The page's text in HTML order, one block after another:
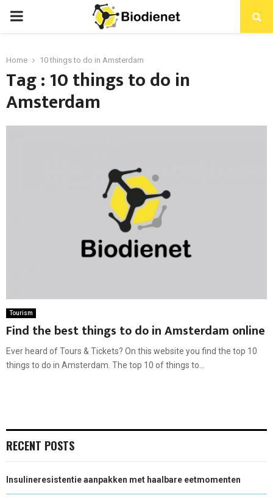
PRIMARY
Home 10 things to do in Amsterdam
Tag : 10 things to do in
Amsterdam
Tourism
Find the best things to do in Amsterdam online
Ever heard of Tours & Tickets? On this website you find the top 10
things to do in Amsterdam. The top 10 of things to...
RECENT POSTS
Insulineresistentie aanpakken met haalbare eetmomenten